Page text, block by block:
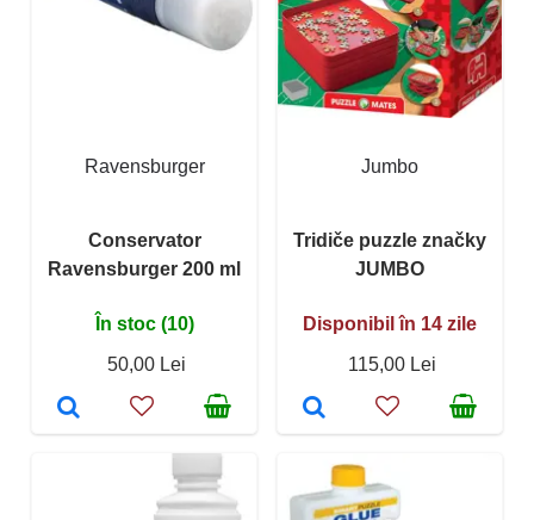
Ravensburger
Conservator
Ravensburger 200 ml
În stoc (10)
50,00 Lei
Jumbo
Tridiče puzzle značky
JUMBO
Disponibil în 14 zile
115,00 Lei